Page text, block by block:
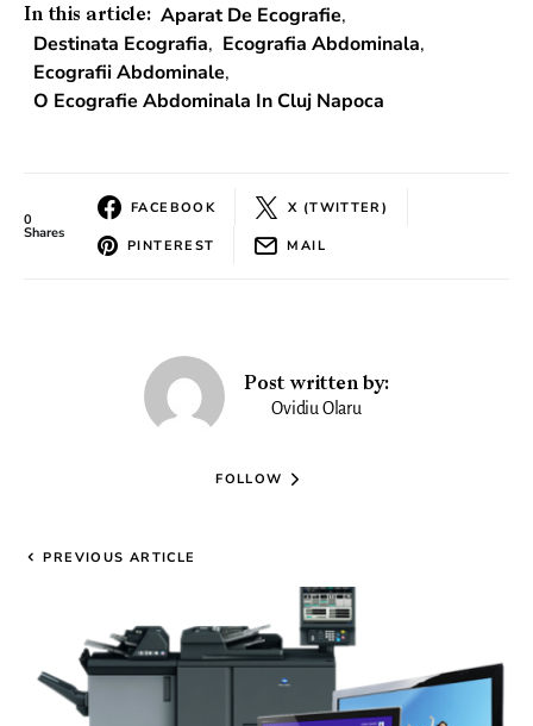
In this article: Aparat De Ecografie,
Destinata Ecografia, Ecografia Abdominala,
Ecografii Abdominale,
O Ecografie Abdominala In Cluj Napoca
0
Shares
FACEBOOK X (TWITTER)
PINTEREST MAIL
Post written by:
Ovidiu Olaru
FOLLOW
PREVIOUS ARTICLE